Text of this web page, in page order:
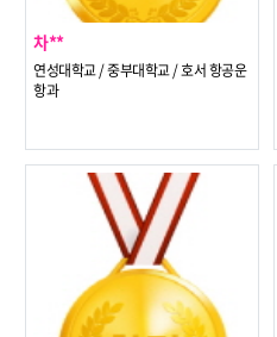
차**
연성대학교 / 중부대학교 / 호서 항공운
항과